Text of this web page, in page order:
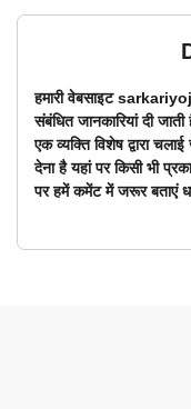
हमारी वेबसाइट
संबंधित जानकारियां दी
एक व्यक्ति विशेष द्वारा
देना है यहां पर किसी भी
पर हमें कमेंट में जरूर बताएं